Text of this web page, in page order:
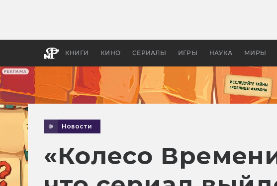
РЕКЛАМА
КНИГИ КИНО СЕРИАЛЫ ИГРЫ НАУКА МИРЫ
апокалипсис, в
Новости
«Колесо